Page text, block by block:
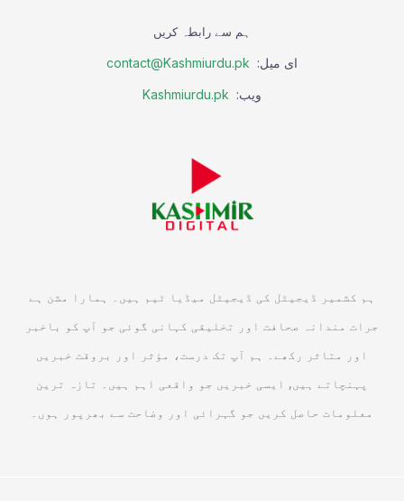
ہم سے رابطہ کریں
ای میل: contact@Kashmiurdu.pk
ویب: Kashmiurdu.pk
ہم کشمیر ڈیجیٹل کی ڈیجیٹل میڈیا ٹیم ہیں۔ ہمارا مشن ہے
جرات مندانہ صحافت اور تخلیقی کہانی گوئی جو آپ کو باخبر
اور متاثر رکھے۔ ہم آپ تک درست، مؤثر اور بروقت خبریں
پہنچاتے ہیں, ایسی خبریں جو واقعی اہم ہیں۔ تازہ ترین
معلومات حاصل کریں جو گہرائی اور وضاحت سے بھرپور ہوں۔